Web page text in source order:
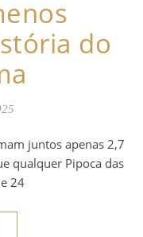
do
qualquer Pipoca das
24